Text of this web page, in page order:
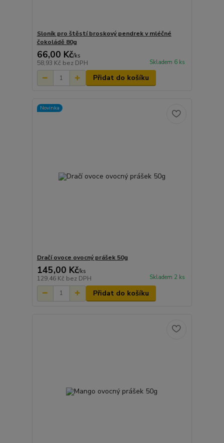
Sloník pro štěstí broskový pendrek v mléčné
čokoládě 80g
66,00 Kč/ks
58,93 Kč bez DPH Skladem 6 ks
Přidat do košíku
Novinka
Dračí ovoce ovocný prášek 50g
145,00 Kč/ks
129,46 Kč bez DPH Skladem 2 ks
Přidat do košíku